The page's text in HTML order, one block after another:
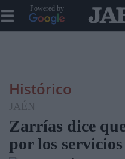
Powered by
Histórico
JAÉN
Zarrías dice
por los